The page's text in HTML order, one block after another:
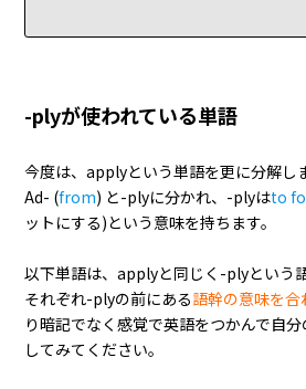
-plyが使われている単語
今度は、applyという単語を更に分解し
Ad- (from) と-plyに分かれ、-plyはto
ットにする)という意味を持ちます。
以下単語は、applyと同じく-plyという
それぞれ-plyの前にある語幹の意味を
り暗記でなく感覚で英語をつかんで自
してみてください。